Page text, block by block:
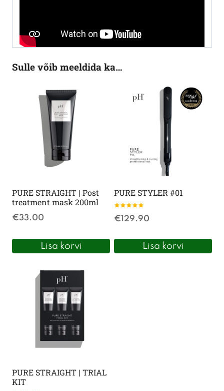
Sulle võib meeldida ka…
PURE STRAIGHT | Post
treatment mask 200ml
€33.00
Lisa korvi
PURE STYLER #01
Hinnanguga
5.00
€129.90
Lisa korvi
PURE STRAIGHT | TRIAL
KIT